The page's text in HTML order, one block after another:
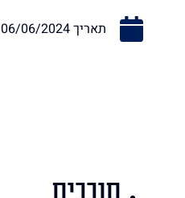
תאריך06/06/2024